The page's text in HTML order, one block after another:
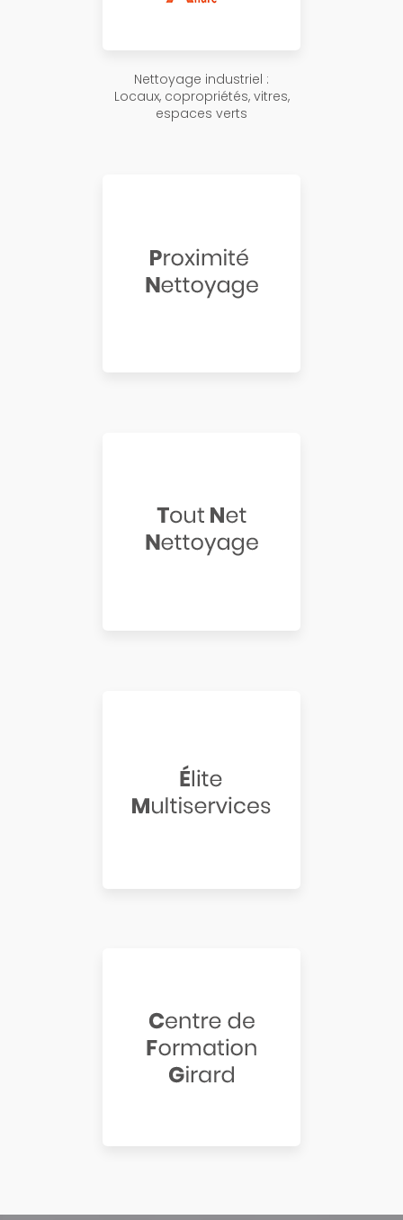
Nettoyage industriel :
Locaux, copropriétés, vitres,
espaces verts